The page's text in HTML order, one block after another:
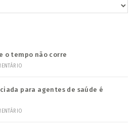
o tempo não corre
para agentes de saúde é